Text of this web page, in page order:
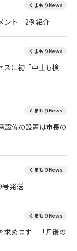
くまもりNews
ント 2例紹介
くまもりNews
スに初「中止も検
くまもりNews
設備の設置は市長の
くまもりNews
号発送
くまもりNews
求めます 「丹後の